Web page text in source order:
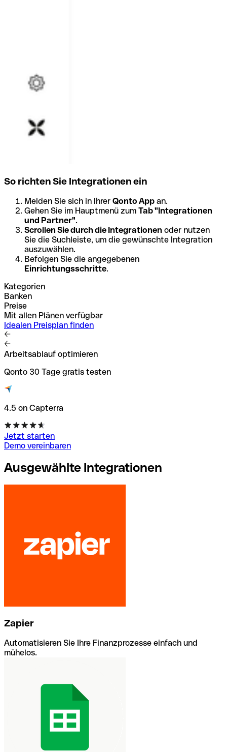
So richten Sie Integrationen ein
Melden Sie sich in Ihrer Qonto App an.
Gehen Sie im Hauptmenü zum Tab "Integrationen
und Partner".
Scrollen Sie durch die Integrationen oder nutzen
Sie die Suchleiste, um die gewünschte Integration
auszuwählen.
Befolgen Sie die angegebenen
Einrichtungsschritte.
Kategorien
Banken
Preise
Mit allen Plänen verfügbar
Idealen Preisplan finden
Arbeitsablauf optimieren
Qonto 30 Tage gratis testen
4.5 on Capterra
Jetzt starten
Demo vereinbaren
Ausgewählte Integrationen
Zapier
Automatisieren Sie Ihre Finanzprozesse einfach und
mühelos.